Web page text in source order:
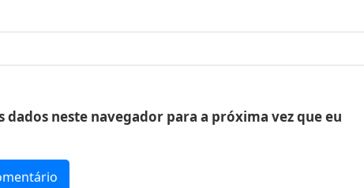
dados neste navegador para a próxima vez que eu